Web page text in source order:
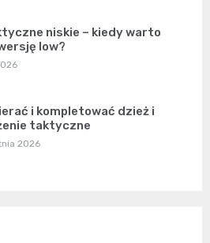
niskie – kiedy warto
low?
i kompletować dzież i
taktyczne
2026